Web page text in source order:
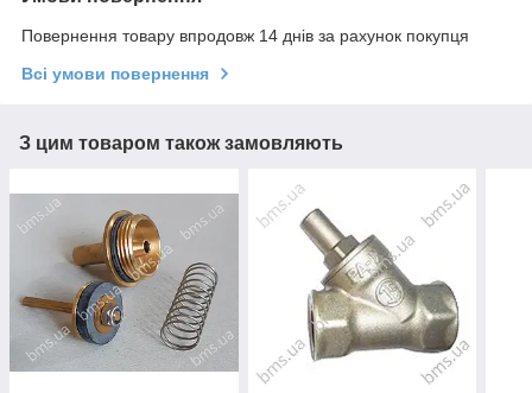
Повернення товару впродовж 14 днів за рахунок покупця
Всі умови повернення
З цим товаром також замовляють